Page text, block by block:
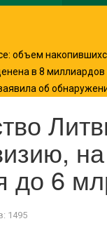
объем
в 8
об
до 6
1495